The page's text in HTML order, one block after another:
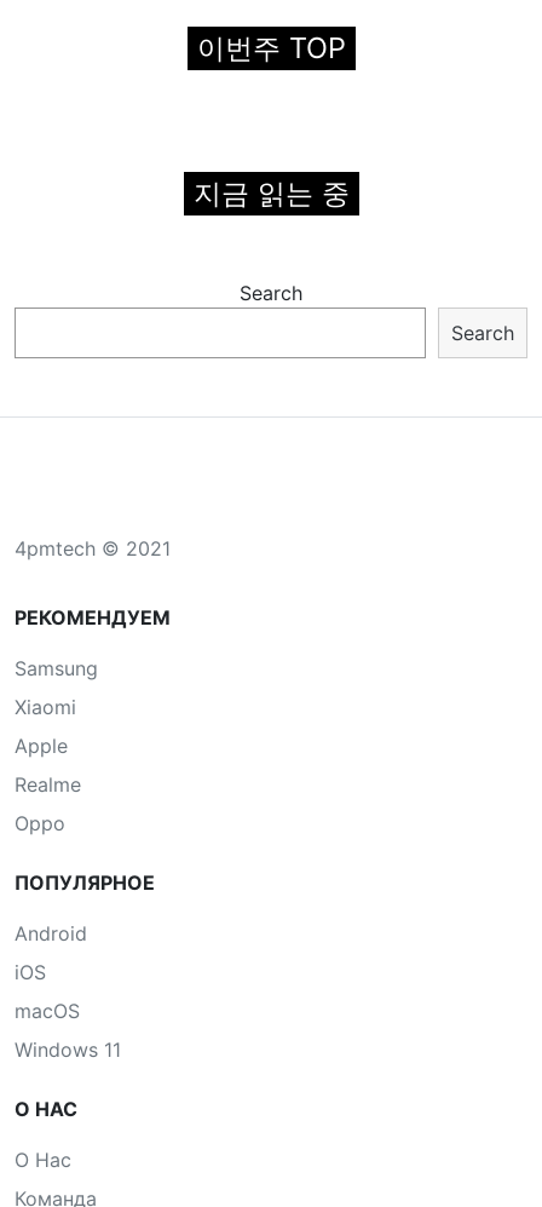
이번주 TOP
지금 읽는 중
Search
Search
4pmtech © 2021
РЕКОМЕНДУЕМ
Samsung
Xiaomi
Apple
Realme
Oppo
ПОПУЛЯРНОЕ
Android
iOS
macOS
Windows 11
О НАС
О Нас
Команда